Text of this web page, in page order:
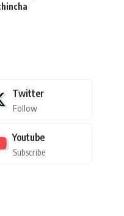
Twitter
Follow
Youtube
Subscribe